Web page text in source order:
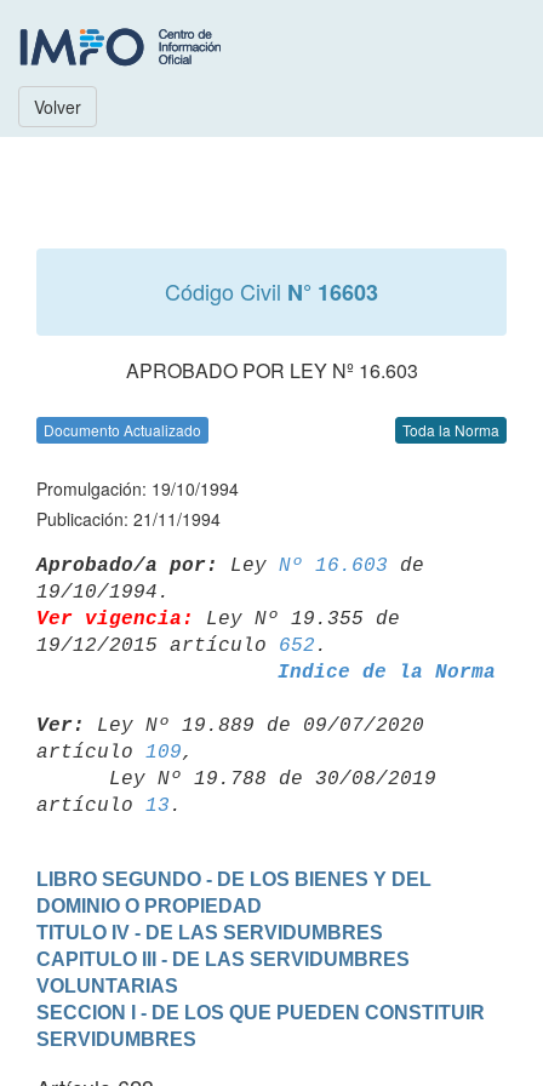
Volver
Código Civil N° 16603
APROBADO POR LEY Nº 16.603
Documento Actualizado Toda la Norma
Promulgación: 19/10/1994
Publicación: 21/11/1994
Aprobado/a por: Ley Nº 16.603 de
Ver vigencia:
Ley Nº 19.355 de
19/12/2015 artículo 652
Indice de la Norma
Ver:
Ley Nº 19.889 de 09/07/2020
artículo 109,
artículo 13
LIBRO SEGUNDO - DE LOS BIENES Y DEL
DOMINIO O PROPIEDAD
TITULO IV - DE LAS SERVIDUMBRES
CAPITULO III - DE LAS SERVIDUMBRES
VOLUNTARIAS
SECCION I - DE LOS QUE PUEDEN CONSTITUIR
SERVIDUMBRES